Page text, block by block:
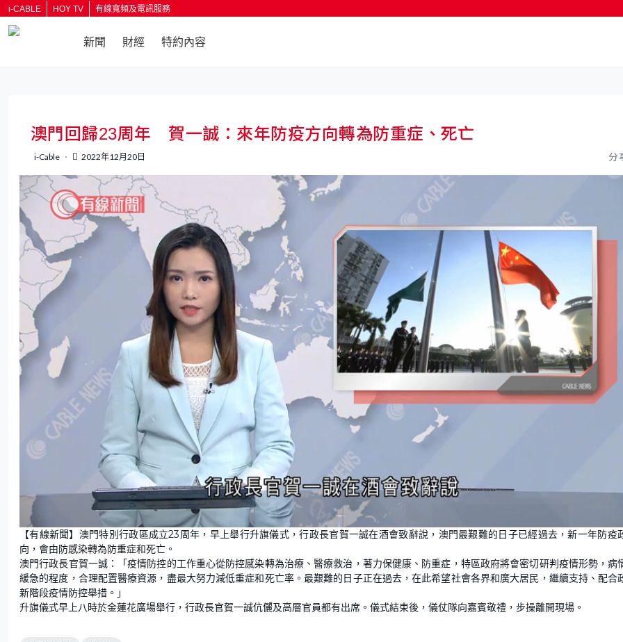
i-CABLE HOY TV 有線寬頻及電訊服務
新聞 財經 特約內容
澳門回歸23周年 賀一誠：來年防疫方向轉為防重症、死亡
i-Cable 2022年12月20日 分
n
m
u
t
e
o
a
d
:
6
1
.
%
【有線新聞】澳門特別行政區成立23周年，早上舉行升旗儀式，行政長官賀一誠在酒會致辭說，澳門最艱難的日子已經過去，新一年防疫
向，會由防感染轉為防重症和死亡。
澳門行政長官賀一誠：「疫情防控的工作重心從防控感染轉為治療、醫療救治，著力保健康、防重症，特區政府將會密切研判疫情形勢，病
緩急的程度，合理配置醫療資源，盡最大努力減低重症和死亡率。最艱難的日子正在過去，在此希望社會各界和廣大居民，繼續支持、配合
新階段疫情防控舉措。」
升旗儀式早上八時於金蓮花廣場舉行，行政長官賀一誠伉儷及高層官員都有出席。儀式結束後，儀仗隊向嘉賓敬禮，步操離開現場。